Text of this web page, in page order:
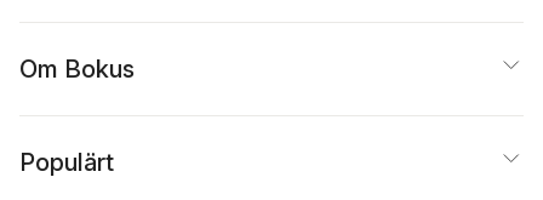
Om Bokus
Populärt